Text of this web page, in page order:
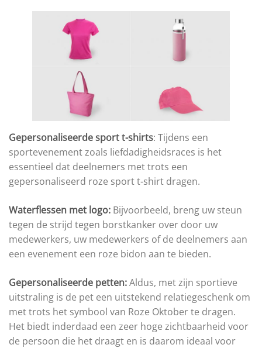
Gepersonaliseerde sport t-shirts: Tijdens een
sportevenement zoals liefdadigheidsraces is het
essentieel dat deelnemers met trots een
gepersonaliseerd roze sport t-shirt dragen.
Waterflessen met logo: Bijvoorbeeld, breng uw steun
tegen de strijd tegen borstkanker over door uw
medewerkers, uw medewerkers of de deelnemers aan
een evenement een roze bidon aan te bieden.
Gepersonaliseerde petten:Aldus, met zijn sportieve
uitstraling is de pet een uitstekend relatiegeschenk om
met trots het symbool van Roze Oktober te dragen.
Het biedt inderdaad een zeer hoge zichtbaarheid voor
de persoon die het draagt ​​en is daarom ideaal voor